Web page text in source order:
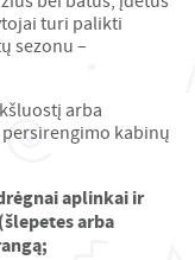
turi palikti
sezonu –
arba
kabinų
aplinkai ir
arba